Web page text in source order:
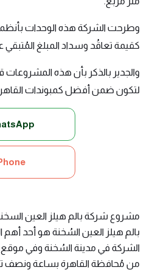
كقيمة تعاقُد وسداد المبلغ المُتبقي على 7
والجدير بالذكر بأن هذه
لتكون ضمن أفضل كمبوندات
مشروع شركة بالم هيلز العين
بالم هيلز العين السُخنة هو أحد أهم
الشركة في مدينة السُخنة وفي موقع
من مُحافظة القاهرة بساعة ونصف